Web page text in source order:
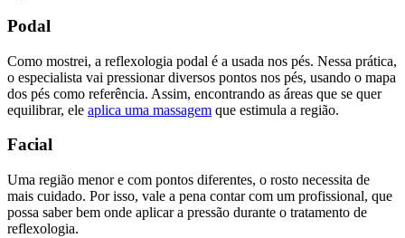
Podal
Como mostrei, a reflexologia podal é a usada nos pés. Nessa prática,
o especialista vai pressionar diversos pontos nos pés, usando o mapa
dos pés como referência. Assim, encontrando as áreas que se quer
equilibrar, ele aplica uma massagem que estimula a região.
Facial
Uma região menor e com pontos diferentes, o rosto necessita de
mais cuidado. Por isso, vale a pena contar com um profissional, que
possa saber bem onde aplicar a pressão durante o tratamento de
reflexologia.